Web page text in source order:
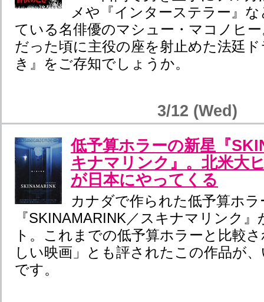
メや『インターステラー』
ている名俳優のマシュー・マコノヒ
だった頃に主役の座を射止めた法廷
き』をご存知でしょうか。
3/12 (Wed)
低予算ホラーの新星『
キナマリンク』。北米大
が日本にやってくる
カナダで作られた低予算ホラ
『SKINAMARINK／スキナマリンク
ト。これまでの低予算ホラーと比較
しい映画」とも評されたこの作品が
です。